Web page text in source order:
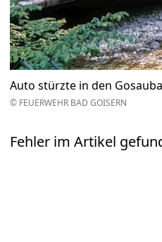
Auto stürzte in den
© FEUERWEHR BAD GOISERN
Fehler im Artikel